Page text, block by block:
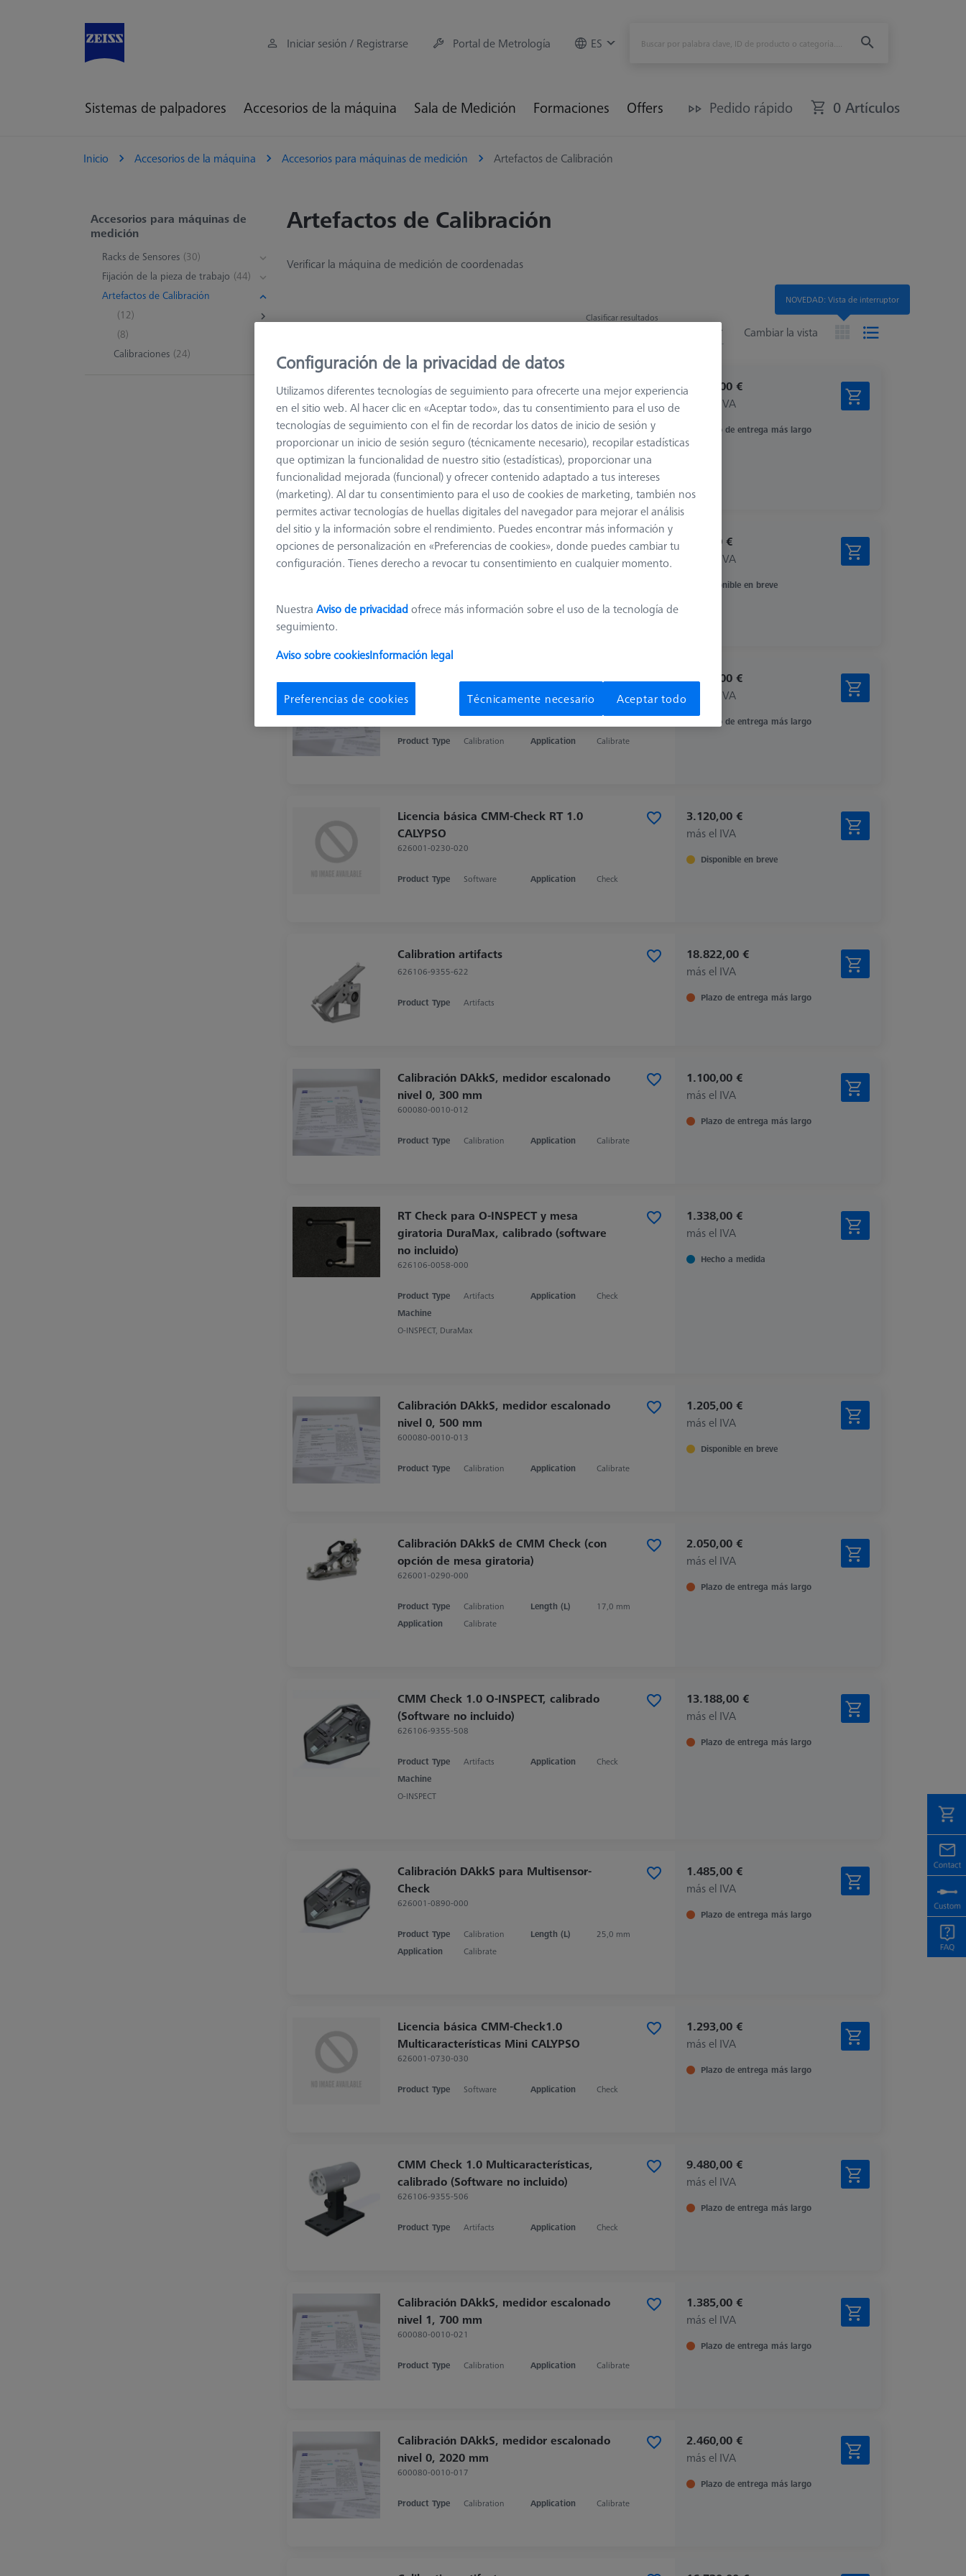
Iniciar sesión / Registrarse Portal de Metrología ES
Sistemas de palpadores Accesorios de la máquina Sala de Medición Formaciones Offers Pedido rápido 0 Artículos
Inicio Accesorios de la máquina Accesorios para máquinas de medición Artefactos de Calibración
Accesorios para máquinas de
medición
Racks de Sensores (30)
Fijación de la pieza de trabajo (44)
Artefactos de Calibración
(12)
(8)
Calibraciones (24)
Artefactos de Calibración
Verificar la máquina de medición de coordenadas
Cambiar la vista
Clasificar resultados
Calibración DAkkS para ZEISS Contour
Check
600332-9230-100
Product Type Calibration Length (L)
28,0 mm
Application
Calibrate
1.040,00 €
más el IVA
Plazo de entrega más largo
Estuche de vuelo para CMM Check
626001-0100-100
Case
436,00 €
más el IVA
Disponible en breve
Calibración DAkkS, medidor escalonado
nivel 1, 1540 mm
Product Type Calibration Application Calibrate
1.965,00 €
más el IVA
Plazo de entrega más largo
Licencia básica CMM-Check RT 1.0
CALYPSO
626001-0230-020
Product Type Software Application Check
3.120,00 €
más el IVA
Disponible en breve
Calibration artifacts
626106-9355-622
Product Type Artifacts
18.822,00 €
más el IVA
Plazo de entrega más largo
Calibración DAkkS, medidor escalonado
nivel 0, 300 mm
600080-0010-012
Product Type Calibration Application Calibrate
1.100,00 €
más el IVA
Plazo de entrega más largo
RT Check para O-INSPECT y mesa
giratoria DuraMax, calibrado (software
no incluido)
626106-0058-000
Product Type Artifacts Application
Check
Machine
O-INSPECT, DuraMax
1.338,00 €
más el IVA
Hecho a medida
Calibración DAkkS, medidor escalonado
nivel 0, 500 mm
600080-0010-013
Product Type Calibration Application Calibrate
1.205,00 €
más el IVA
Disponible en breve
Calibración DAkkS de CMM Check (con
opción de mesa giratoria)
626001-0290-000
Product Type Calibration Length (L)
17,0 mm
Application
Calibrate
2.050,00 €
más el IVA
Plazo de entrega más largo
CMM Check 1.0 O-INSPECT, calibrado
(Software no incluido)
626106-9355-508
Product Type Artifacts Application
Check
Machine
O-INSPECT
13.188,00 €
más el IVA
Plazo de entrega más largo
Calibración DAkkS para Multisensor-
Check
626001-0890-000
Product Type Calibration Length (L)
25,0 mm
Application
Calibrate
1.485,00 €
más el IVA
Plazo de entrega más largo
Licencia básica CMM-Check1.0
Multicaracterísticas Mini CALYPSO
626001-0730-030
Product Type Software Application Check
1.293,00 €
más el IVA
Plazo de entrega más largo
CMM Check 1.0 Multicaracterísticas,
calibrado (Software no incluido)
626106-9355-506
Product Type Artifacts Application Check
9.480,00 €
más el IVA
Plazo de entrega más largo
Calibración DAkkS, medidor escalonado
nivel 1, 700 mm
600080-0010-021
Product Type Calibration Application Calibrate
1.385,00 €
más el IVA
Plazo de entrega más largo
Calibración DAkkS, medidor escalonado
nivel 0, 2020 mm
600080-0010-017
Product Type Calibration Application Calibrate
2.460,00 €
más el IVA
Plazo de entrega más largo
NOVEDAD: Vista de interruptor
Configuración de la privacidad de datos
Utilizamos diferentes tecnologías de seguimiento para ofrecerte una mejor experiencia
en el sitio web. Al hacer clic en «Aceptar todo», das tu consentimiento para el uso de
tecnologías de seguimiento con el fin de recordar los datos de inicio de sesión y
proporcionar un inicio de sesión seguro (técnicamente necesario), recopilar estadísticas
que optimizan la funcionalidad de nuestro sitio (estadísticas), proporcionar una
funcionalidad mejorada (funcional) y ofrecer contenido adaptado a tus intereses
(marketing). Al dar tu consentimiento para el uso de cookies de marketing, también nos
permites activar tecnologías de huellas digitales del navegador para mejorar el análisis
del sitio y la información sobre el rendimiento. Puedes encontrar más información y
opciones de personalización en «Preferencias de cookies», donde puedes cambiar tu
configuración. Tienes derecho a revocar tu consentimiento en cualquier momento.
Nuestra Aviso de privacidadofrece más información sobre el uso de la tecnología de
seguimiento.
Aviso sobre cookiesInformación legal
Preferencias de cookies Técnicamente necesario Aceptar todo